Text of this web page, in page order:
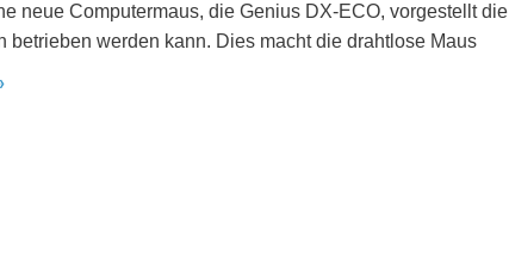
neue Computermaus, die Genius DX-ECO, vorgestellt die
betrieben werden kann. Dies macht die drahtlose Maus